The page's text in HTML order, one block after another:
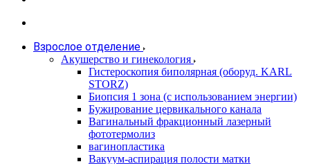
Взрослое отделение
Акушерство и гинекология
Гистероскопия биполярная (оборуд. KARL
STORZ)
Биопсия 1 зона (с использованием энергии)
Бужирование цервикального канала
Вагинальный фракционный лазерный
фототермолиз
вагинопластика
Вакуум-аспирация полости матки